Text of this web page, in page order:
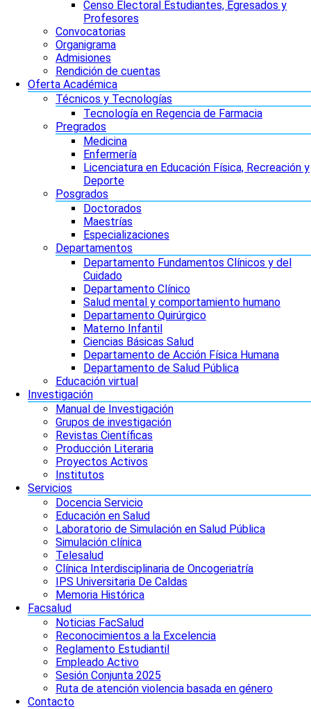
Censo Electoral Estudiantes, Egresados y
Profesores
Convocatorias
Organigrama
Admisiones
Rendición de cuentas
Oferta Académica
Técnicos y Tecnologías
Tecnología en Regencia de Farmacia
Pregrados
Medicina
Enfermería
Licenciatura en Educación Física, Recreación y
Deporte
Posgrados
Doctorados
Maestrías
Especializaciones
Departamentos
Departamento Fundamentos Clínicos y del
Cuidado
Departamento Clínico
Salud mental y comportamiento humano
Departamento Quirúrgico
Materno Infantil
Ciencias Básicas Salud
Departamento de Acción Física Humana
Departamento de Salud Pública
Educación virtual
Investigación
Manual de Investigación
Grupos de investigación
Revistas Científicas
Producción Literaria
Proyectos Activos
Institutos
Servicios
Docencia Servicio
Educación en Salud
Laboratorio de Simulación en Salud Pública
Simulación clínica
Telesalud
Clínica Interdisciplinaria de Oncogeriatría
IPS Universitaria De Caldas
Memoria Histórica
Facsalud
Noticias FacSalud
Reconocimientos a la Excelencia
Reglamento Estudiantil
Empleado Activo
Sesión Conjunta 2025
Ruta de atención violencia basada en género
Contacto